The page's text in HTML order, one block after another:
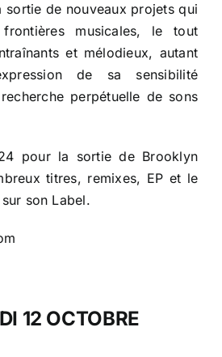
sortie de nouveaux projets qui
musicales, le tout
et mélodieux, autant
de sa sensibilité
perpétuelle de sons
pour la sortie de Brooklyn
titres, remixes, EP et le
son Label.
12 OCTOBRE